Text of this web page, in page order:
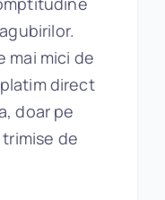
mai mici de
direct
doar pe
de